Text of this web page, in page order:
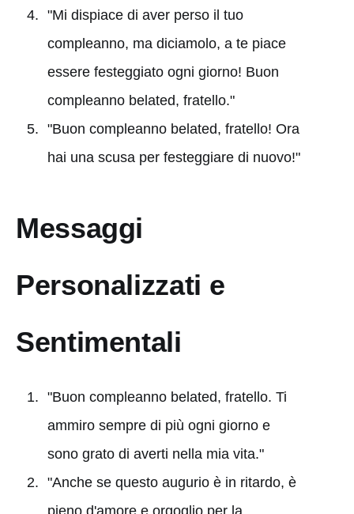
"Mi dispiace di aver perso il tuo
compleanno, ma diciamolo, a te piace
essere festeggiato ogni giorno! Buon
compleanno belated, fratello."
"Buon compleanno belated, fratello! Ora
hai una scusa per festeggiare di nuovo!"
Messaggi
Personalizzati e
Sentimentali
"Buon compleanno belated, fratello. Ti
ammiro sempre di più ogni giorno e
sono grato di averti nella mia vita."
"Anche se questo augurio è in ritardo, è